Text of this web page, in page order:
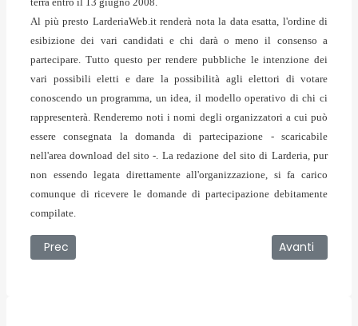
Al più presto LarderiaWeb.it renderà nota la data esatta, l'ordine di
esibizione dei vari candidati e chi darà o meno il consenso a
partecipare. Tutto questo per rendere pubbliche le intenzione dei
vari possibili eletti e dare la possibilità agli elettori di votare
conoscendo un programma, un idea, il modello operativo di chi ci
rappresenterà. Renderemo noti i nomi degli organizzatori a cui può
essere consegnata la domanda di partecipazione - scaricabile
nell'area download del sito -. La redazione del sito di Larderia, pur
non essendo legata direttamente all'organizzazione, si fa carico
comunque di ricevere le domande di partecipazione debitamente
compilate.
Articolo precedente: 30/05/2008 - Abolizione dell'Ici : a
Prec Articolo
Avanti